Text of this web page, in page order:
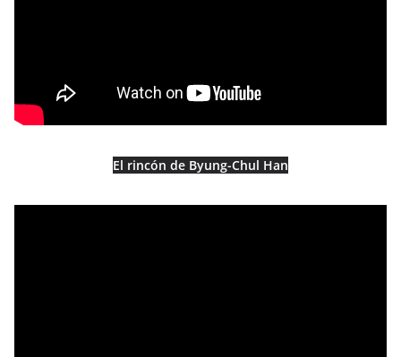
El rincón de Byung-Chul Han